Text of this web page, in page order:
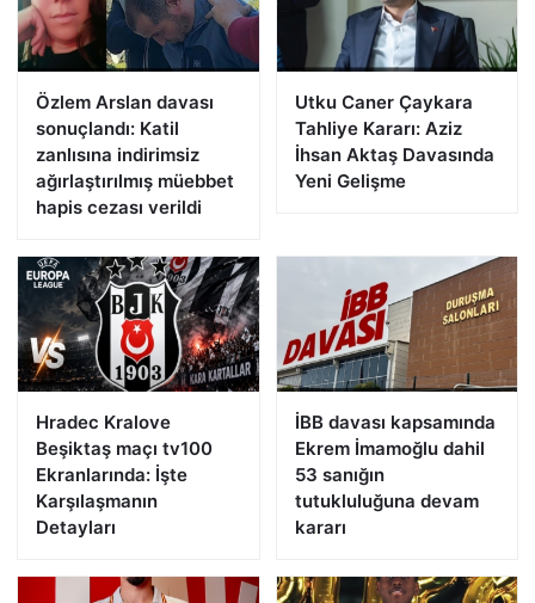
Özlem Arslan davası
sonuçlandı: Katil
zanlısına indirimsiz
ağırlaştırılmış müebbet
hapis cezası verildi
Utku Caner Çaykara
Tahliye Kararı: Aziz
İhsan Aktaş Davasında
Yeni Gelişme
Hradec Kralove
Beşiktaş maçı tv100
Ekranlarında: İşte
Karşılaşmanın
Detayları
İBB davası kapsamında
Ekrem İmamoğlu dahil
53 sanığın
tutukluluğuna devam
kararı